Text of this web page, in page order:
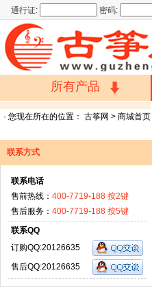
通行证: 密码:
所有产品
古筝配件
> 支架
古筝饰品
>指甲>罩子>胶布
· 您现在所在的位置： 古筝网 > 商城首页
联系方式
联系电话
售前热线： 400-7719-188 按2键
售后服务： 400-7719-188 按5键
联系QQ
订购QQ:20126635
售后QQ:20126635